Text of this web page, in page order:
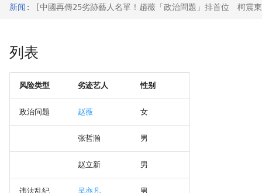
新闻 : [中國再傳25劣跡藝人名單！趙薇「政治問題」排首位 柯震
列表
风险类型 劣迹艺人 性别
政治问题 赵薇 女
张哲瀚 男
赵立新 男
违法乱纪 吴亦凡 男